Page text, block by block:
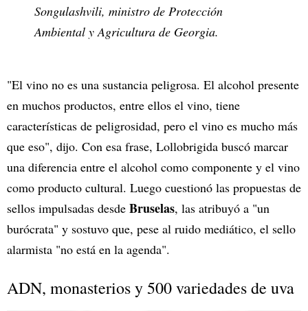
Songulashvili, ministro de Protección
Ambiental y Agricultura de Georgia.
"El vino no es una sustancia peligrosa. El alcohol presente
en muchos productos, entre ellos el vino, tiene
características de peligrosidad, pero el vino es mucho más
que eso", dijo. Con esa frase, Lollobrigida buscó marcar
una diferencia entre el alcohol como componente y el vino
como producto cultural. Luego cuestionó las propuestas de
sellos impulsadas desde Bruselas, las atribuyó a "un
burócrata" y sostuvo que, pese al ruido mediático, el sello
alarmista "no está en la agenda".
ADN, monasterios y 500 variedades de uva